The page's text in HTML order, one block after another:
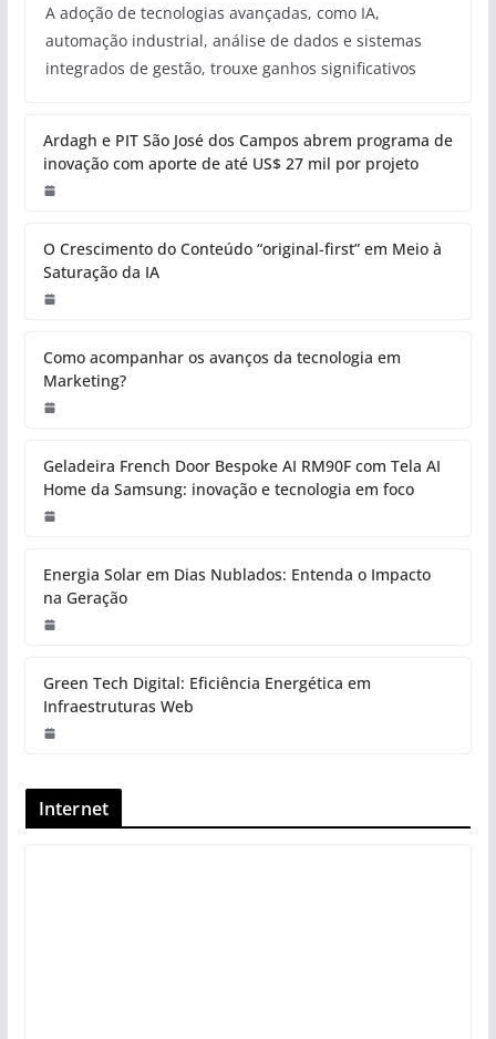
A adoção de tecnologias avançadas, como IA,
automação industrial, análise de dados e sistemas
integrados de gestão, trouxe ganhos significativos
Ardagh e PIT São José dos Campos abrem programa de
inovação com aporte de até US$ 27 mil por projeto
O Crescimento do Conteúdo “original-first” em Meio à
Saturação da IA
Como acompanhar os avanços da tecnologia em
Marketing?
Geladeira French Door Bespoke AI RM90F com Tela AI
Home da Samsung: inovação e tecnologia em foco
Energia Solar em Dias Nublados: Entenda o Impacto
na Geração
Green Tech Digital: Eficiência Energética em
Infraestruturas Web
Internet